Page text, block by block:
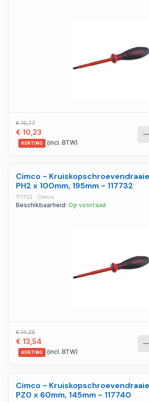
€ 10,77
€ 10,23
KORTING (incl. BTW)
Cimco -
PH2 x 100mm, 195mm - 117732
117732 · Cimco
Beschikbaarheid: Op voorraad
€ 14,25
€ 13,54
KORTING (incl. BTW)
Cimco -
PZ0 x 60mm, 145mm - 117740